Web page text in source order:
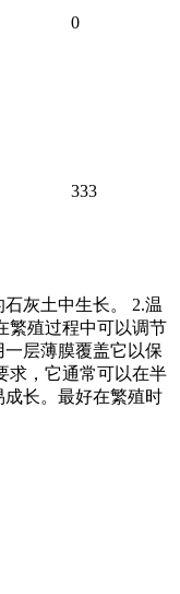
0
333
灰土中生长。 2.温
繁殖过程中可以调节
层薄膜覆盖它以保
求，它通常可以在半
长。最好在繁殖时